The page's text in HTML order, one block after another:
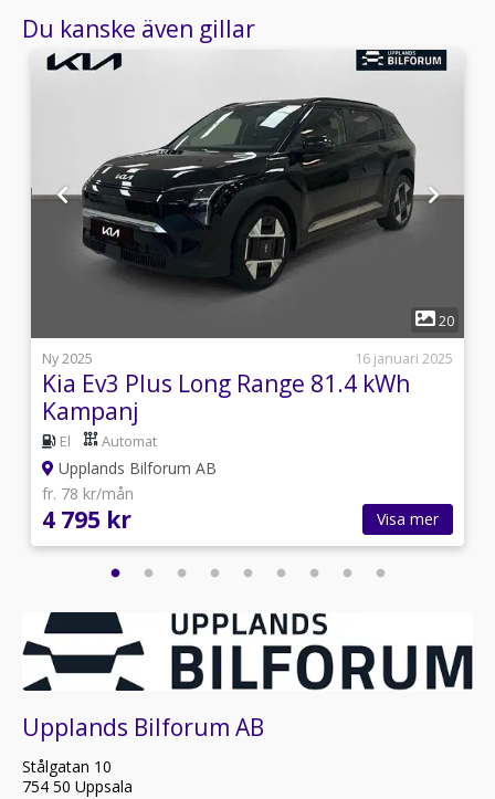
Du kanske även gillar
20
Ny 2025
16 januari 2025
Kia Ev3 Plus Long Range 81.4 kWh
Kampanj
El Automat
Upplands Bilforum AB
fr. 78 kr/mån
4 795 kr Visa mer
Upplands Bilforum AB
Stålgatan 10
754 50 Uppsala